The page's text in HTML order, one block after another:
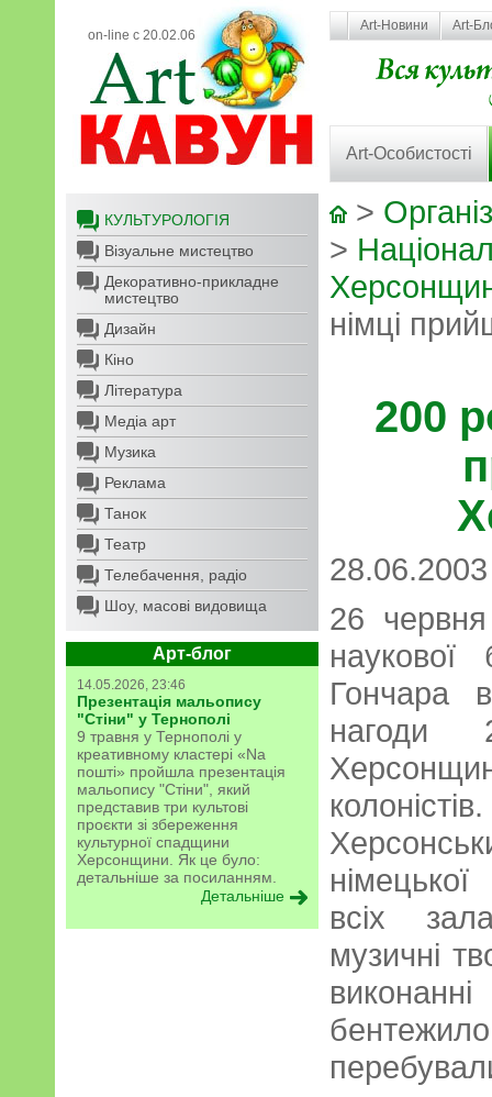
on-line с 20.02.06
Art-Новини Art-
Art-Особистості
КУЛЬТУРОЛОГІЯ
Візуальне мистецтво
Декоративно-прикладне
мистецтво
Дизайн
Кіно
Література
Медіа арт
Музика
Реклама
Танок
Театр
Телебачення, радіо
Шоу, масові видовища
Арт-блог
14.05.2026, 23:46
Презентація мальопису
"Стіни" у Тернополі
9 травня у Тернополі у
креативному кластері «Na
пошті» пройшла презентація
мальопису "Стіни", який
представив три культові
проєкти зі збереження
культурної спадщини
Херсонщини. Як це було:
детальніше за посиланням.
Детальніше
>
>
німці
200
28.06.2003
26
наукової
Гончара
нагоди
всіх
музичні